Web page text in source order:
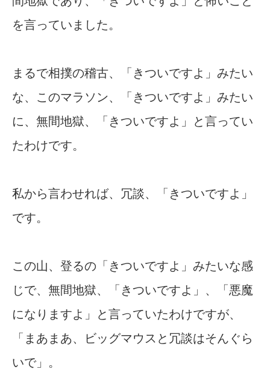
を言っていました。
まるで相撲の稽古、「きついですよ」みたい
な、このマラソン、「きついですよ」みたい
に、無間地獄、「きついですよ」と言ってい
たわけです。
私から言わせれば、冗談、「きついですよ」
です。
この山、登るの「きついですよ」みたいな感
じで、無間地獄、「きついですよ」、「悪魔
になりますよ」と言っていたわけですが、
「まあまあ、ビッグマウスと冗談はそんぐら
いで」。